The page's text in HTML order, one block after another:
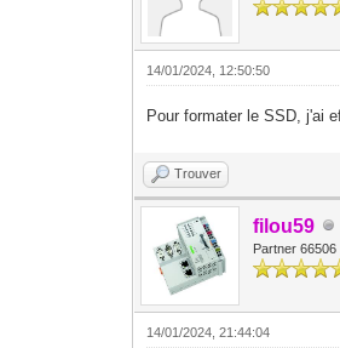
14/01/2024, 12:50:50
Pour formater le SSD, j'ai
Trouver
filou59
Partner 66506
14/01/2024, 21:44:04